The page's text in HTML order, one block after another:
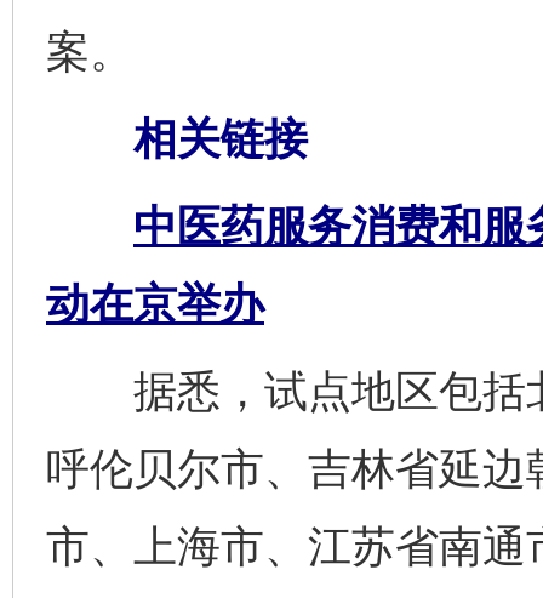
案。
相关链接
中医药服务消费和
动在京举办
据悉，试点地区包括
呼伦贝尔市、吉林省延
市、上海市、江苏省南